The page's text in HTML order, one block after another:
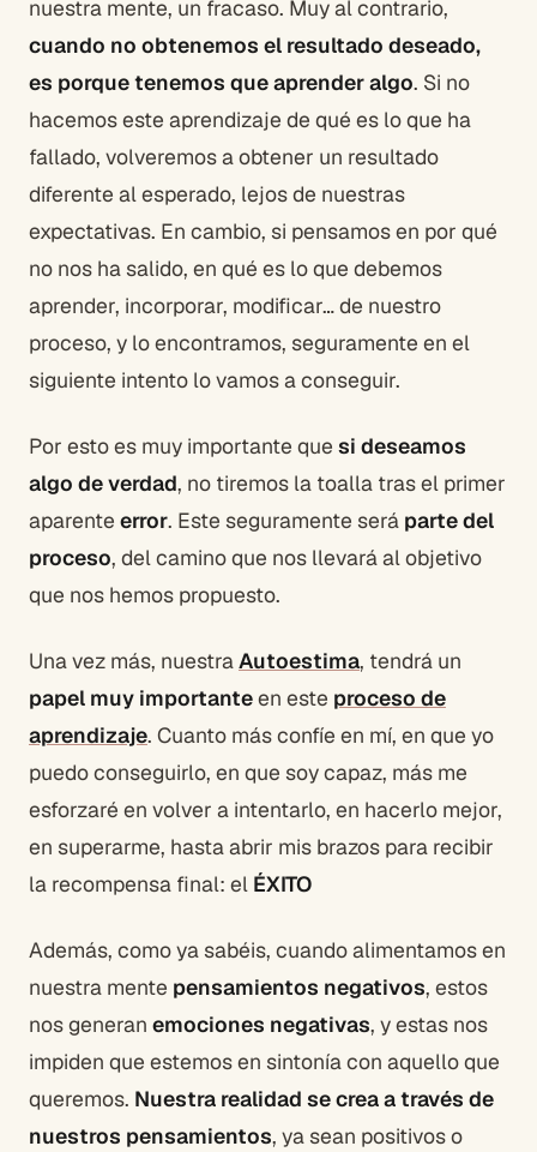
nuestra mente, un fracaso. Muy al contrario,
cuando no obtenemos el resultado deseado,
es porque tenemos que aprender algo. Si no
hacemos este aprendizaje de qué es lo que ha
fallado, volveremos a obtener un resultado
diferente al esperado, lejos de nuestras
expectativas. En cambio, si pensamos en por qué
no nos ha salido, en qué es lo que debemos
aprender, incorporar, modificar… de nuestro
proceso, y lo encontramos, seguramente en el
siguiente intento lo vamos a conseguir.
Por esto es muy importante que si deseamos
algo de verdad, no tiremos la toalla tras el primer
aparente error. Este seguramente será parte del
proceso, del camino que nos llevará al objetivo
que nos hemos propuesto.
Una vez más, nuestraAutoestima, tendrá un
papel muy importanteen este proceso de
aprendizaje. Cuanto más confíe en mí, en que yo
puedo conseguirlo, en que soy capaz, más me
esforzaré en volver a intentarlo, en hacerlo mejor,
en superarme, hasta abrir mis brazos para recibir
la recompensa final: el ÉXITO
Además, como ya sabéis, cuando alimentamos en
nuestra mente pensamientos negativos, estos
nos generan emociones negativas, y estas nos
impiden que estemos en sintonía con aquello que
queremos. Nuestra realidad se crea a través de
nuestros pensamientos, ya sean positivos o